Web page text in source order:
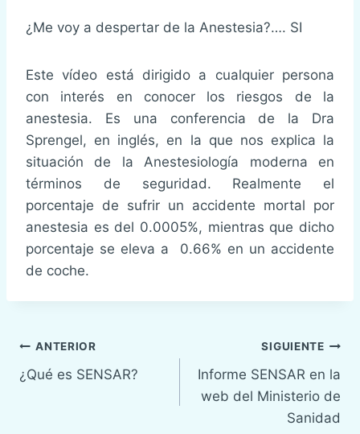
¿Me voy a despertar de la Anestesia?…. SI
Este vídeo está dirigido a cualquier persona
con interés en conocer los riesgos de la
anestesia. Es una conferencia de la Dra
Sprengel, en inglés, en la que nos explica la
situación de la Anestesiología moderna en
términos de seguridad. Realmente el
porcentaje de sufrir un accidente mortal por
anestesia es del 0.0005%, mientras que dicho
porcentaje se eleva a 0.66% en un accidente
de coche.
Navegación
de
ANTERIOR
¿Qué es SENSAR?
SIGUIENTE
Informe SENSAR en la
web del Ministerio de
Sanidad